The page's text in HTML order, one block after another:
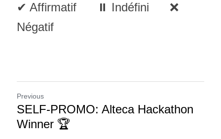
✔ Affirmatif      ⏸ Indéfini      ❌
Négatif
Previous
SELF-PROMO: Alteca Hackathon
Winner 🏆